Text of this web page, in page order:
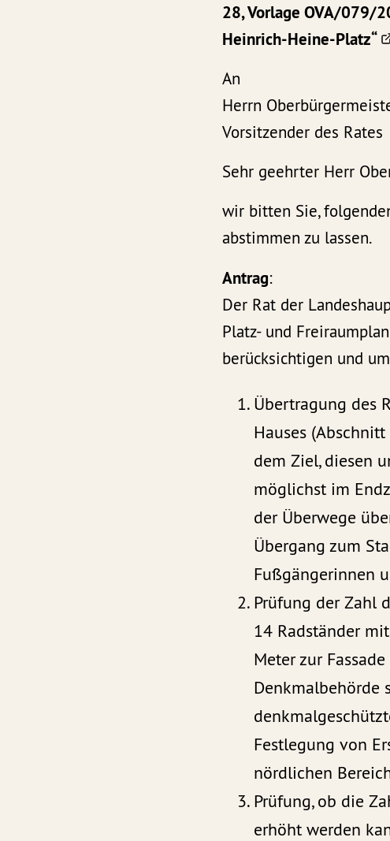
28, VorlageOVA/079/
Heinrich-Heine-Platz“
An
Herrn
Vorsitzender des Rates
Sehr geehrter Herr
wir bitten Sie,
abstimmen zu lassen.
Antrag:
Der Rat der
Platz- und
berücksichtigen und
Übertragung des
Hauses
dem Ziel, diesen
möglichst im
der Überwege
Übergang zum
Fußgängerinnen
Prüfung der Zahl
14 Radständer
Meter zur
Denkmalbehörde
Festlegung von
nördlichen
Prüfung, ob die
erhöht werden